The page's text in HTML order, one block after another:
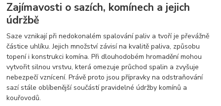
Zajímavosti o sazích, komínech a jejich
údržbě
Saze vznikají při nedokonalém spalování paliv a tvoří je převážně
částice uhlíku. Jejich množství závisí na kvalitě paliva, způsobu
topení i konstrukci komína. Při dlouhodobém hromadění mohou
vytvořit silnou vrstvu, která omezuje průchod spalin a zvyšuje
nebezpečí vznícení. Právě proto jsou přípravky na odstraňování
sazí stále oblíbenější součástí pravidelné údržby komínů a
kouřovodů.